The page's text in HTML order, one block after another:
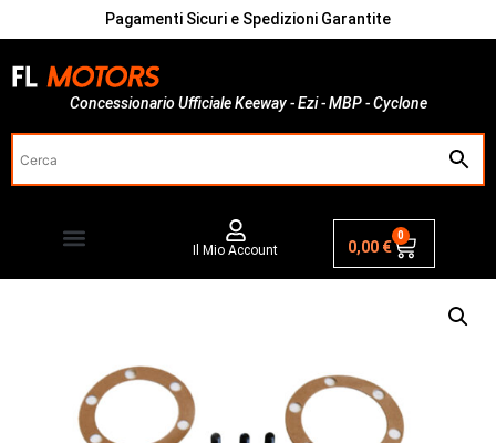
Pagamenti Sicuri e Spedizioni Garantite
Concessionario Ufficiale Keeway - Ezi - MBP - Cyclone
Il Mio Account 0,00 €
0